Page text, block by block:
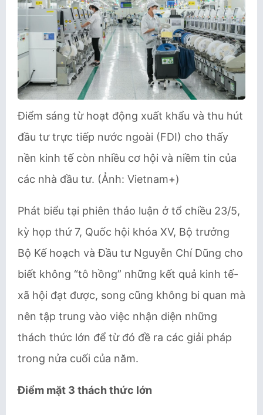
Điểm sáng từ hoạt động xuất khẩu và thu hút
đầu tư trực tiếp nước ngoài (FDI) cho thấy
nền kinh tế còn nhiều cơ hội và niềm tin của
các nhà đầu tư. (Ảnh: Vietnam+)
Phát biểu tại phiên thảo luận ở tổ chiều 23/5,
kỳ họp thứ 7, Quốc hội khóa XV, Bộ trưởng
Bộ Kế hoạch và Đầu tư Nguyễn Chí Dũng cho
biết không “tô hồng” những kết quả kinh tế-
xã hội đạt được, song cũng không bi quan mà
nên tập trung vào việc nhận diện những
thách thức lớn để từ đó đề ra các giải pháp
trong nửa cuối của năm.
Điểm mặt 3 thách thức lớn